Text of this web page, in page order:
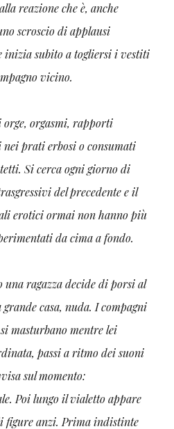
reazione che è, anche
scroscio di applausi
inizia subito a togliersi i vestiti
vicino.
orge, orgasmi, rapporti
prati erbosi o consumati
Si cerca ogni giorno di
del precedente e il
erotici ormai non hanno più
da cima a fondo.
una ragazza decide di porsi al
casa, nuda. I compagni
masturbano mentre lei
passi a ritmo dei suoni
sul momento:
Poi lungo il vialetto appare
figure anzi. Prima indistinte